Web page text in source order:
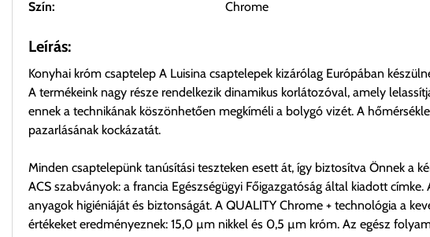
Szín: Chrome
Leírás:
Konyhai króm csaptelep A Luisina csaptelepek kizárólag Európában
A termékeink nagy része rendelkezik dinamikus korlátozóval, amely
ennek a technikának köszönhetően megkíméli a bolygó vizét. A
pazarlásának kockázatát.
Minden csaptelepünk tanúsítási teszteken esett át, így biztosítva Önnek a
ACS szabványok: a francia Egészségügyi Főigazgatóság által kiadott
anyagok higiéniáját és biztonságát. A QUALITY Chrome + technológia a
értékeket eredményeznek: 15,0 µm nikkel és 0,5 µm króm. Az egész